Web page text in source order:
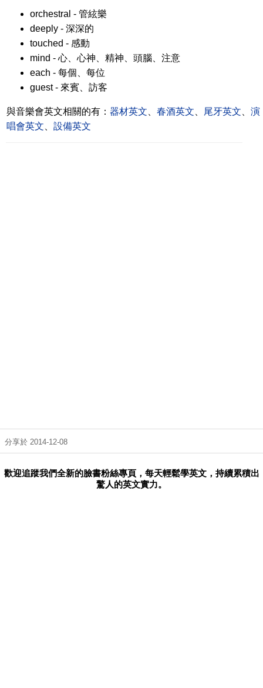
orchestral - 管絃樂
deeply - 深深的
touched - 感動
mind - 心、心神、精神、頭腦、注意
each - 每個、每位
guest - 來賓、訪客
與音樂會英文相關的有： 器材英文 春酒英文 尾牙英文
演
唱會英文
設備英文
分享於 2014-12-08
歡迎追蹤我們全新的臉書粉絲專頁，每天輕鬆學英文，持續累積出
驚人的英文實力。